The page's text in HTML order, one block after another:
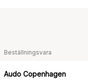
Beställningsvara
Audo Copenhagen